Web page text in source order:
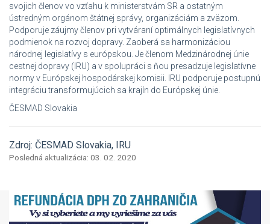
svojich členov vo vzťahu k ministerstvám SR a ostatným
ústredným orgánom štátnej správy, organizáciám a zväzom.
Podporuje záujmy členov pri vytváraní optimálnych legislatívnych
podmienok na rozvoj dopravy. Zaoberá sa harmonizáciou
národnej legislatívy s európskou. Je členom Medzinárodnej únie
cestnej dopravy (IRU) a v spolupráci s ňou presadzuje legislatívne
normy v Európskej hospodárskej komisii. IRU podporuje postupnú
integráciu transformujúcich sa krajín do Európskej únie.
ČESMAD Slovakia
Zdroj: ČESMAD Slovakia, IRU
Posledná aktualizácia: 03. 02. 2020